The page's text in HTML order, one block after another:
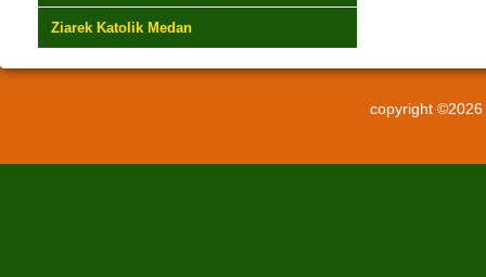
Ziarek Katolik Medan
copyright ©2026